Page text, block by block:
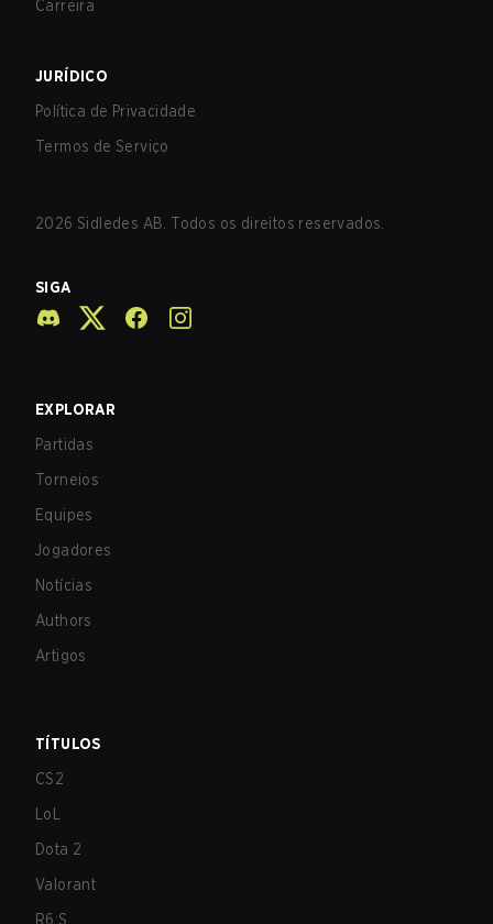
Carreira
JURÍDICO
Política de Privacidade
Termos de Serviço
2026 Sidledes AB. Todos os direitos reservados.
SIGA
EXPLORAR
Partidas
Torneios
Equipes
Jogadores
Notícias
Authors
Artigos
TÍTULOS
CS2
LoL
Dota 2
Valorant
R6:S